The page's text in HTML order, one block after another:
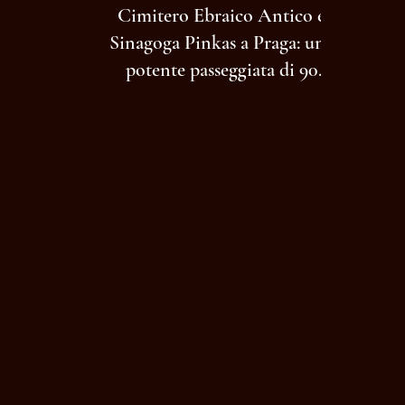
Cimitero Ebraico Antico e
Sinagoga Pinkas a Praga: una
potente passeggiata di 90